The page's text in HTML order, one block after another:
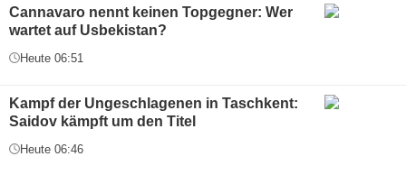
Cannavaro nennt keinen Topgegner: Wer
wartet auf Usbekistan?
Heute 06:51
Kampf der Ungeschlagenen in Taschkent:
Saidov kämpft um den Titel
Heute 06:46